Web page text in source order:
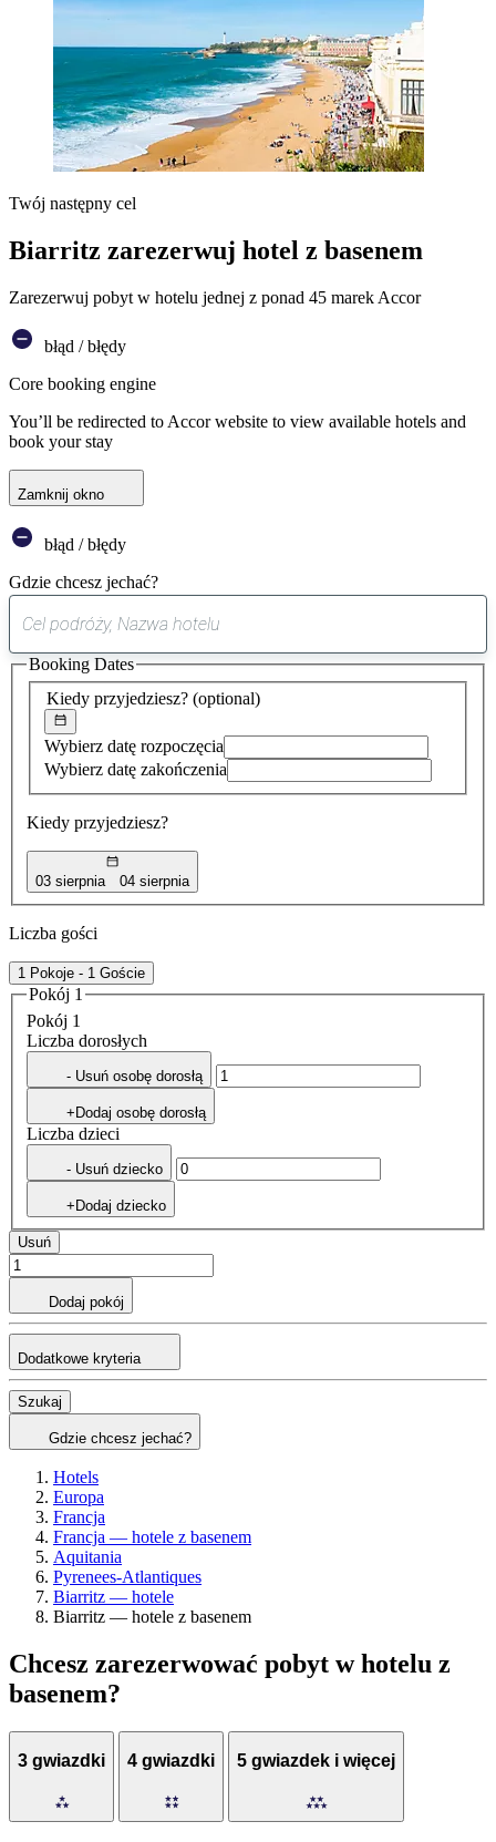
Twój następny cel
Biarritz zarezerwuj hotel z basenem
Zarezerwuj pobyt w hotelu jednej z ponad 45 marek Accor
błąd / błędy
Core booking engine
You’ll be redirected to Accor website to view available hotels and
book your stay
Zamknij okno
błąd / błędy
Gdzie chcesz jechać?
sugestia
została
znaleziona
Kiedy przyjedziesz? (optional)
Wybierz datę rozpoczęcia
Wybierz datę zakończenia
Kiedy przyjedziesz?
03 sierpnia 04 sierpnia
Booking Dates
Liczba gości
1 Pokoje - 1 Goście
Pokój 1
Pokój 1
Liczba dorosłych
- Usuń osobę dorosłą
+Dodaj osobę dorosłą
Liczba dzieci
- Usuń dziecko
+Dodaj dziecko
Usuń
Dodaj pokój
Dodatkowe kryteria
Szukaj
Gdzie chcesz jechać?
Hotels
Europa
Francja
Francja — hotele z basenem
Aquitania
Pyrenees-Atlantiques
Biarritz — hotele
Biarritz — hotele z basenem
Chcesz zarezerwować pobyt w hotelu z
basenem?
3 gwiazdki 4 gwiazdki 5 gwiazdek i więcej